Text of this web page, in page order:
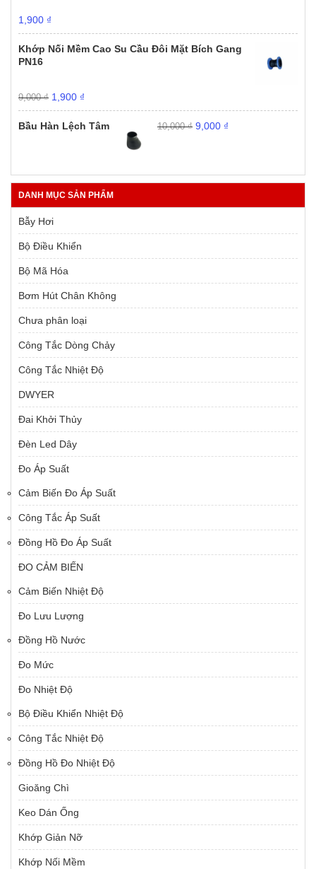
Giá
gốc
là:
9,000 ₫.
1,900 ₫
hiện
tại
Khớp Nối Mềm Cao Su Cầu Đôi Mặt Bích Gang
PN16
9,000₫ Giá
gốc
là:
9,000 ₫.
1,900 ₫
hiện
tại
Bầu Hàn Lệch Tâm 10,000₫
Giá
gốc
9,000 ₫
DANH MỤC SẢN PHẨM
Bẫy Hơi
Bộ Điều Khiển
Bộ Mã Hóa
Bơm Hút Chân Không
Chưa phân loại
Công Tắc Dòng Chảy
Công Tắc Nhiệt Độ
DWYER
Đai Khởi Thủy
Đèn Led Dây
Đo Áp Suất
Cảm Biến Đo Áp Suất
Công Tắc Áp Suất
Đồng Hồ Đo Áp Suất
ĐO CẢM BIẾN
Cảm Biến Nhiệt Độ
Đo Lưu Lượng
Đồng Hồ Nước
Đo Mức
Đo Nhiệt Độ
Bộ Điều Khiển Nhiệt Độ
Công Tắc Nhiệt Độ
Đồng Hồ Đo Nhiệt Độ
Gioăng Chì
Keo Dán Ống
Khớp Giản Nỡ
Khớp Nối Mềm